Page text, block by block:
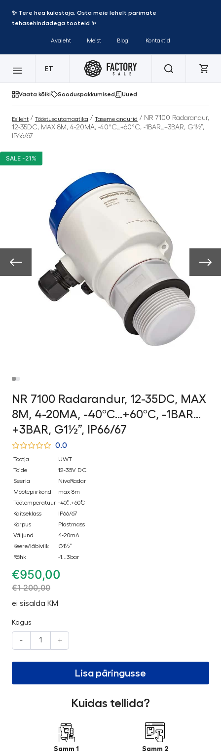
✨ Tere hea külastaja. Osta meie lehelt parimate
tehasehindadega tooteid ✨
Avaleht Meist Blogi Kontaktid
ET
Vaata kõiki Sooduspakkumised Uued
Esileht / Tööstusautomaatika / Taseme andurid / NR 7100 Radarandur,
12-35DC, MAX 8M, 4-20MA, -40°C…+60°C, -1BAR…+3BAR, G1½”,
IP66/67
SALE -21%
NR 7100 Radarandur, 12-35DC, MAX
8M, 4-20MA, -40°C…+60°C, -1BAR…
+3BAR, G1½”, IP66/67
0.0
Tootja
UWT
Toide
12-35V DC
Seeria
NivoRadar
Mõõtepiirkond
max 8m
Töötemperatuur -40˚...+60˚C
Kaitseklass
IP66/67
Korpus
Plastmass
Väljund
4-20mA
Keere/läbiviik
G1½”
Rõhk
-1...3bar
€950,00
€1 200,00
ei sisalda KM
Kogus
- +
Lisa päringusse
Kuidas tellida?
Samm 1 Samm 2